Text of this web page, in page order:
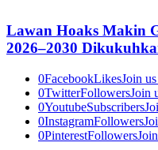
Lawan Hoaks Makin
2026–2030
0FacebookLikesJoin
0TwitterFollowersJoin
0YoutubeSubscribers
0InstagramFollowers
0PinterestFollowers